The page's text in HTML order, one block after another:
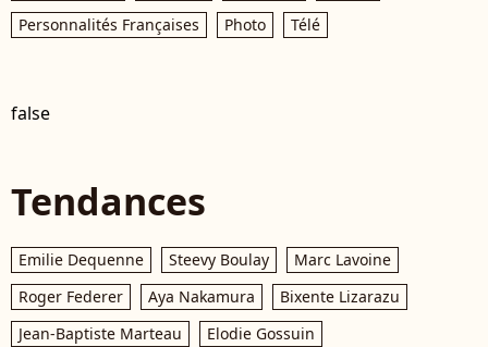
Personnalités Françaises
Photo Télé
false
Tendances
Emilie Dequenne Steevy Boulay
Marc Lavoine
Roger Federer
Aya Nakamura
Bixente Lizarazu
Jean-Baptiste Marteau
Elodie Gossuin